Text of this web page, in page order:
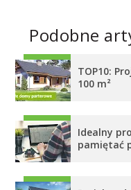
Podobne
TOP10:
100 m²
Idealny
pamiętać